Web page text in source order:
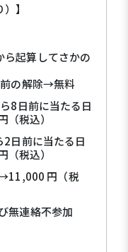
】
ら起算してさかの
の解除→無料
8日前に当たる日
税込）
日前に当たる日
税込）
円（税
無連絡不参加